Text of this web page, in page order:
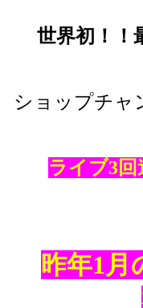
世界初！！
ショップチャ
ライブ3回
昨年1月